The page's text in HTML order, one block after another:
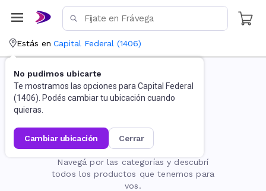
Estás en Capital Federal (1406)
No pudimos ubicarte
Te mostramos las opciones para Capital Federal
(1406). Podés cambiar tu ubicación cuando
quieras.
cambiar ubicación cerrar
La página no existe
Navegá por las categorías y descubrí
todos los productos que tenemos para
vos.